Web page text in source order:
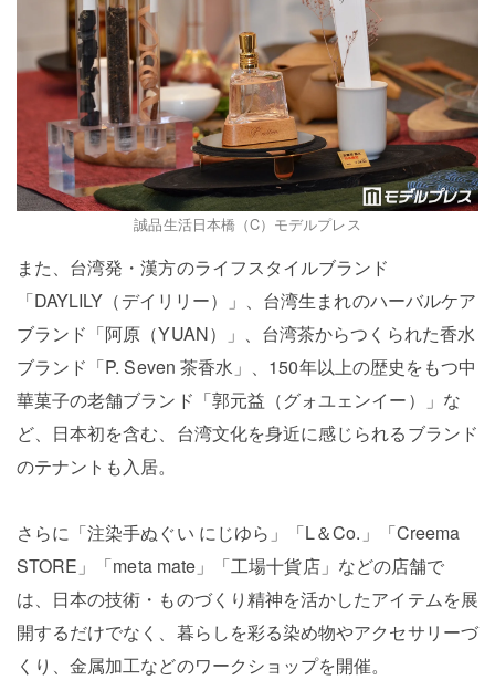
誠品生活日本橋（C）モデルプレス
また、台湾発・漢方のライフスタイルブランド
「DAYLILY（デイリリー）」、台湾生まれのハーバルケア
ブランド「阿原（YUAN）」、台湾茶からつくられた香水
ブランド「P. Seven 茶香水」、150年以上の歴史をもつ中
華菓子の老舗ブランド「郭元益（グォユェンイー）」な
ど、日本初を含む、台湾文化を身近に感じられるブランド
のテナントも入居。
さらに「注染手ぬぐい にじゆら」「L＆Co.」「Creema
STORE」「meta mate」「工場十貨店」などの店舗で
は、日本の技術・ものづくり精神を活かしたアイテムを展
開するだけでなく、暮らしを彩る染め物やアクセサリーづ
くり、金属加工などのワークショップを開催。